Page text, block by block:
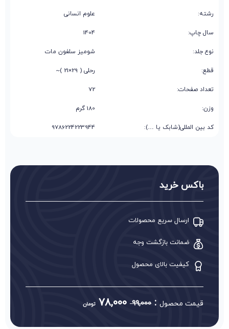
رشته: علوم انسانی
سال چاپ: 1404
نوع جلد: شومیز سلفون مات
قطع: رحلی ( 29×21 )~
تعداد صفحات: 72
وزن: 180 گرم
کد بین المللی(شابک یا …): 9786224223944
باکس خرید
ارسال سریع محصولات
ضمانت بازگشت وجه
کیفیت بالای محصول
قیمت محصول :
99,000
78,000 تومان